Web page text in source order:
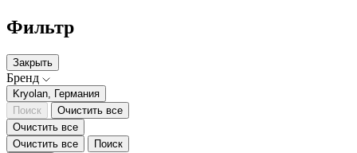
Фильтр
Закрыть
Бренд
Kryolan, Германия
Поиск
Очистить все
Очистить все
Очистить все
Поиск